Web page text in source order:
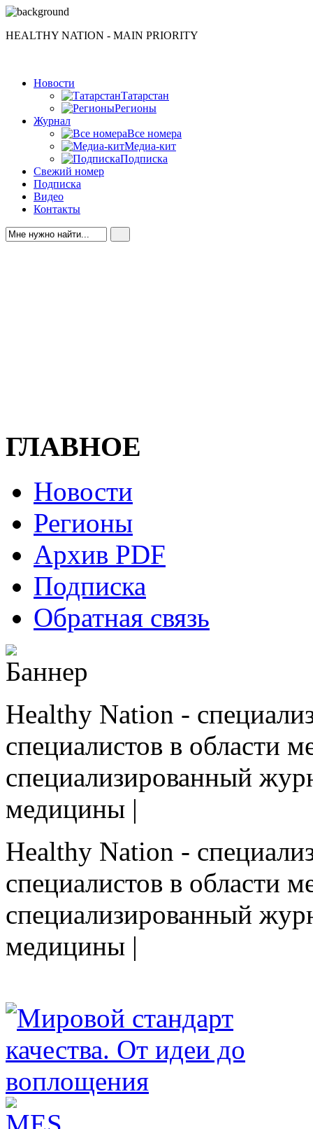
HEALTHY NATION - MAIN PRIORITY
Новости
Татарстан
Регионы
Журнал
Все номера
Медиа-кит
Подписка
Свежий номер
Подписка
Видео
Контакты
ГЛАВНОЕ
Новости
Регионы
Архив PDF
Подписка
Обратная связь
Healthy Nation -
специалистов в области
cпециализированный
медицины |
Healthy Nation -
специалистов в области
cпециализированный
медицины |